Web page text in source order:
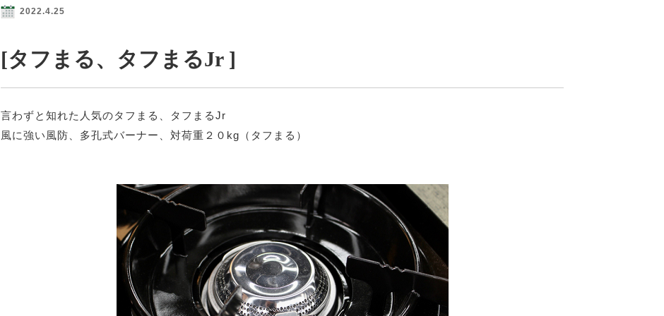
2022.4.25
[タフまる、タフまるJr ]
言わずと知れた人気のタフまる、タフまるJr
風に強い風防、多孔式バーナー、対荷重２０kg（タフまる）